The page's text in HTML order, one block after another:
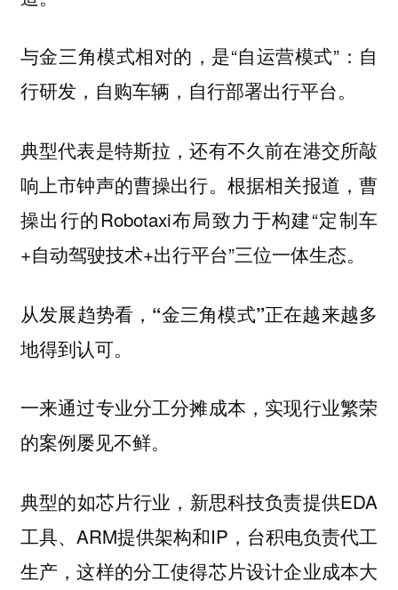
与金三角模式相对的，是“自运营模式”：自
行研发，自购车辆，自行部署出行平台。
典型代表是特斯拉，还有不久前在港交所敲
响上市钟声的曹操出行。根据相关报道，曹
操出行的Robotaxi布局致力于构建“定制车
+自动驾驶技术+出行平台”三位一体生态。
从发展趋势看，“金三角模式”正在越来越多
地得到认可。
一来通过专业分工分摊成本，实现行业繁荣
的案例屡见不鲜。
典型的如芯片行业，新思科技负责提供EDA
工具、ARM提供架构和IP，台积电负责代工
生产，这样的分工使得芯片设计企业成本大